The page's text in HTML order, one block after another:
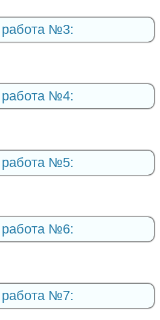
работа №3:
работа №4:
работа №5:
работа №6:
работа №7: